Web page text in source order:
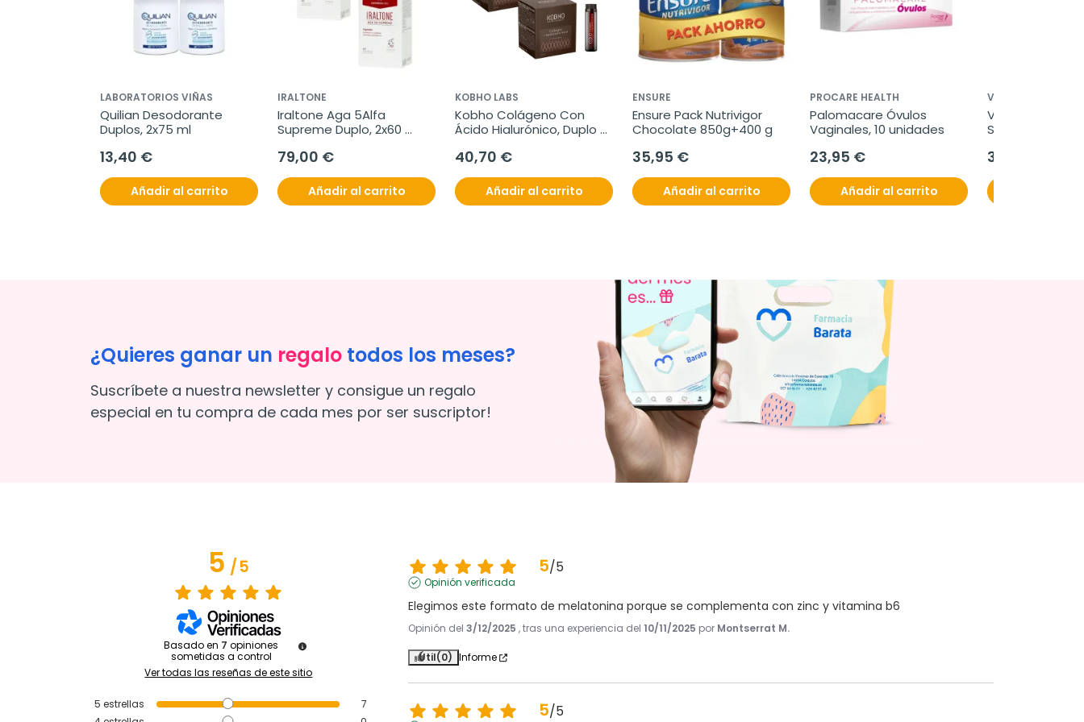
LABORATORIOS VIÑAS
Quilian Desodorante
Duplos, 2x75 ml
13,40 €
Añadir al carrito
IRALTONE
Iraltone Aga 5Alfa
Supreme Duplo, 2x60
79,00 €
Añadir al carrito
KOBHO LABS
Kobho Colágeno Con
Ácido Hialurónico, Duplo
40,70 €
Añadir al carrito
ENSURE
Ensure Pack Nutrivigor
Chocolate 850g+400 g
35,95 €
Añadir al carrito
PROCARE HEALTH
Palomacare Óvulos
Vaginales, 10 unidades
23,95 €
Añadir al carrito
VICHY
Vichy Liftactiv
Supplement,
39,95 €
¿Quieres ganar un regalo todos los meses?
Suscríbete a nuestra newsletter y consigue un regalo
especial en tu compra de cada mes por ser suscriptor!
5/5
Basado en 7 opiniones
sometidas a control
Ver todas las reseñas de este sitio
5 estrellas
7
5/5
Opinión verificada
Elegimos este formato de melatonina porque se complementa con zinc y vitamina b6
Opinión del3/12/2025 , tras una experiencia del 10/11/2025 por Montserrat M.
Útil(0) Informe
5/5